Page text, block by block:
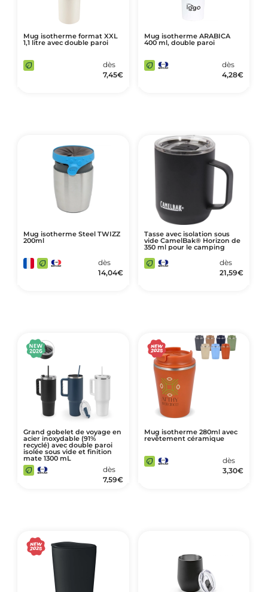
Mug isotherme format XXL
1,1 litre avec double paroi
dès
7,45€
Mug isotherme ARABICA
400 ml, double paroi
dès
4,28€
Mug isotherme Steel TWIZZ
200ml
dès
14,04€
Tasse avec isolation sous
vide CamelBak® Horizon de
350 ml pour le camping
dès
21,59€
Grand gobelet de voyage en
acier inoxydable (91%
recyclé) avec double paroi
isolée sous vide et finition
mate 1300 mL
dès
7,59€
Mug isotherme 280ml avec
revêtement céramique
dès
3,30€